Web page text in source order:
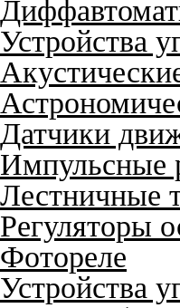
Устройства
Датчики
Импульсные
Лестничные
Регуляторы
Фотореле
Устройства